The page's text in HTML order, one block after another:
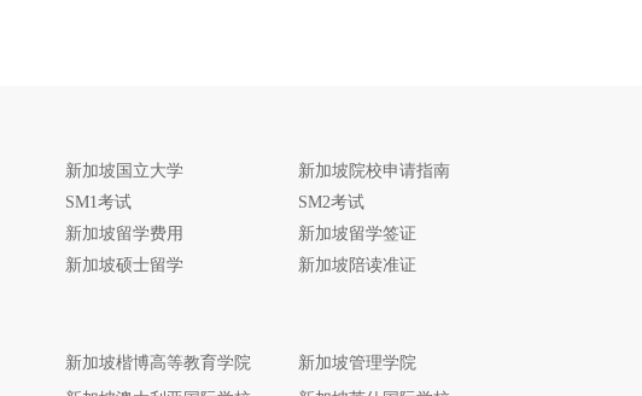
新加坡国立大学
新加坡院校申请指南
SM1考试
SM2考试
新加坡留学费用
新加坡留学签证
新加坡硕士留学 新加坡陪读准证
新加坡楷博高等教育学院
新加坡管理学院